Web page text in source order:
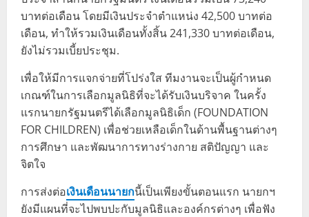
บาทต่อเดือน โดยมีเงินประจำตำแหน่ง 42,500 บาทต่อ
เดือน, ทำให้รวมเงินเดือนทั้งสิ้น 241,330 บาทต่อเดือน,
ยังไม่รวมเบี้ยประชุม.
เพื่อให้มีการแจกจ่ายที่โปร่งใส ทีมงานจะเป็นผู้กำหนด
เกณฑ์ในการเลือกมูลนิธิที่จะได้รับเงินบริจาค ในครั้ง
แรกนายกรัฐมนตรีได้เลือกมูลนิธิเด็ก (FOUNDATION
FOR CHILDREN) เพื่อช่วยเหลือเด็กในด้านพื้นฐานต่างๆ
การศึกษา และพัฒนาการทางร่างกาย สติปัญญา และ
จิตใจ
การส่งต่อเงินเดือนนายกนี้เป็นเพียงขั้นตอนแรก นายกฯ
ยังมีแผนที่จะไปพบปะกับมูลนิธิและองค์กรต่างๆ เพื่อฟัง